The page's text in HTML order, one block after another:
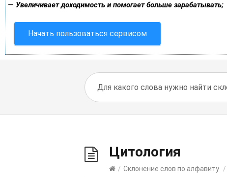
— Увеличивает доходимость и помогает больше зарабатывать;
Начать пользоваться сервисом
Цитология
/ Склонение слов по алфавиту /